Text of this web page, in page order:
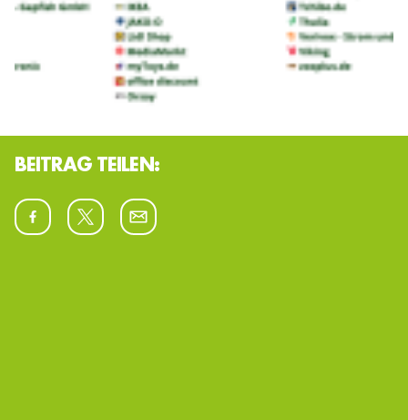
BEITRAG TEILEN: